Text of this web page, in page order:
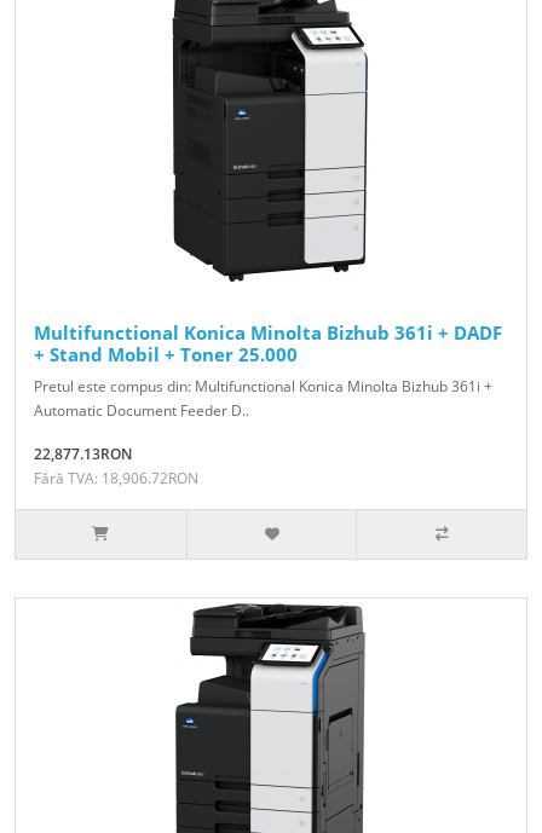
Multifunctional Konica Minolta Bizhub 361i + DADF
+ Stand Mobil + Toner 25.000
Pretul este compus din: Multifunctional Konica Minolta Bizhub 361i +
Automatic Document Feeder D..
22,877.13RON
Fără TVA: 18,906.72RON